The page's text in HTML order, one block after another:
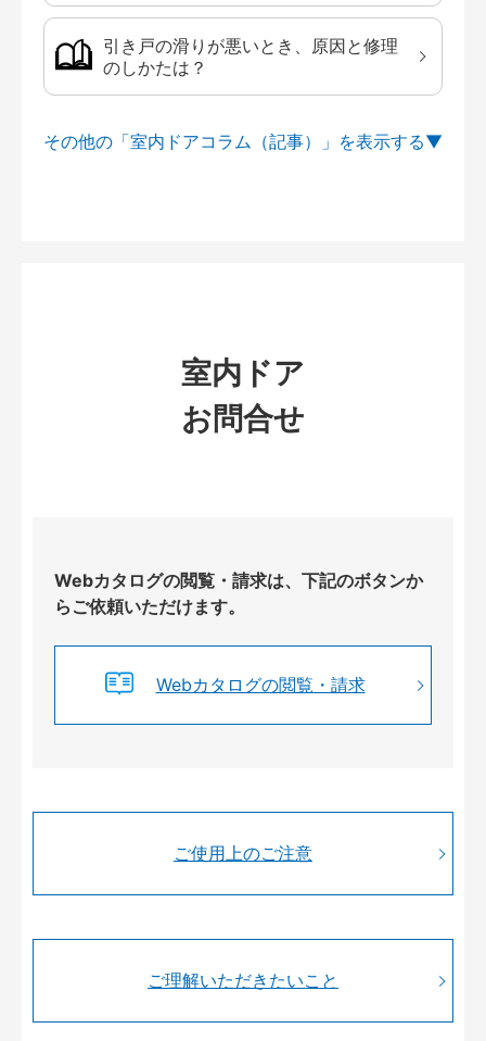
引き戸の滑りが悪いとき、原因と修理
のしかたは？
その他の「室内ドアコラム（記事）」を
室内ドア
お問合せ
Webカタログの閲覧・請求は、下記のボタンか
らご依頼いただけます。
Webカタログの閲覧・請求
ご使用上のご注意
ご理解いただきたいこと